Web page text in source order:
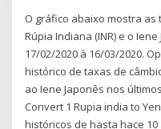
O gráfico abaixo mostra
Rúpia Indiana (INR) e o
17/02/2020 à 16/03/2020.
histórico de taxas de
ao Iene Japonês nos
Convert 1 Rupia india to
históricos de hasta hace